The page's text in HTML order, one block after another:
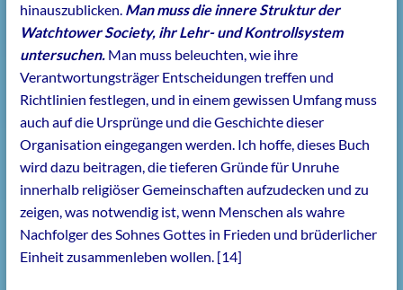
hinauszublicken. Man muss die innere Struktur der
Watchtower Society, ihr Lehr- und Kontrollsystem
untersuchen. Man muss beleuchten, wie ihre
Verantwortungsträger Entscheidungen treffen und
Richtlinien festlegen, und in einem gewissen Umfang muss
auch auf die Ursprünge und die Geschichte dieser
Organisation eingegangen werden. Ich hoffe, dieses Buch
wird dazu beitragen, die tieferen Gründe für Unruhe
innerhalb religiöser Gemeinschaften aufzudecken und zu
zeigen, was notwendig ist, wenn Menschen als wahre
Nachfolger des Sohnes Gottes in Frieden und brüderlicher
Einheit zusammenleben wollen. [14]